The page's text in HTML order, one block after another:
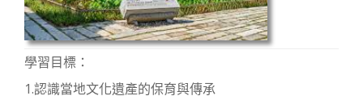
學習目標：
1.認識當地文化遺產的保育與傳承